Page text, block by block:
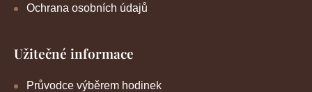
Ochrana osobních údajů
Užitečné informace
Průvodce výběrem hodinek